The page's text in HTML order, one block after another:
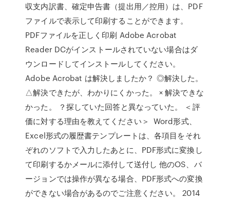
収支内訳書、確定申告書（提出用／控用）は、PDF
ファイルで表示して印刷することができます。
PDFファイルを正しく印刷 Adobe Acrobat
Reader DCがインストールされていない場合はダ
ウンロードしてインストールしてください。
Adobe Acrobat は解決しましたか？ ◎解決した。
△解決できたが、わかりにくかった。 × 解決できな
かった。 ？探していた回答と異なっていた。 ＜評
価に対する理由を教えてください＞ Word形式、
Excel形式の履歴書テンプレートは、各項目をそれ
ぞれのソフトで入力したあとに、PDF形式に変換し
て印刷するかメールに添付して送付し 他のOS、バ
ージョンでは操作が異なる場合、PDF形式への変換
ができない場合があるのでご注意ください。 2014